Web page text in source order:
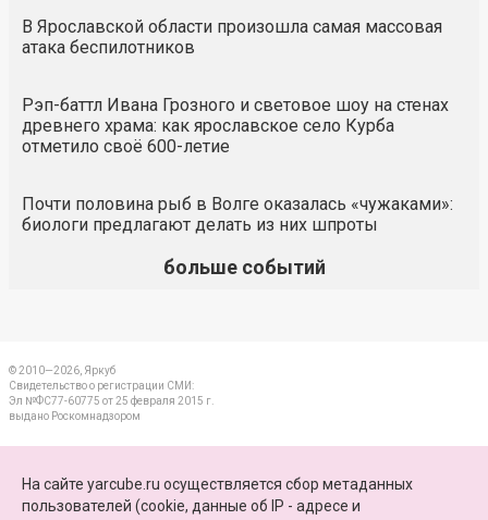
В Ярославской области произошла самая массовая
атака беспилотников
Рэп-баттл Ивана Грозного и световое шоу на стенах
древнего храма: как ярославское село Курба
отметило своё 600-летие
Почти половина рыб в Волге оказалась «чужаками»:
биологи предлагают делать из них шпроты
больше событий
© 2010—2026, Яркуб
Свидетельство о регистрации СМИ:
Эл №ФС77-60775 от 25 февраля 2015 г.
выдано Роскомнадзором
ПАРТНЕРЫ
На сайте yarcube.ru осуществляется сбор метаданных
пользователей (cookie, данные об IP - адресе и